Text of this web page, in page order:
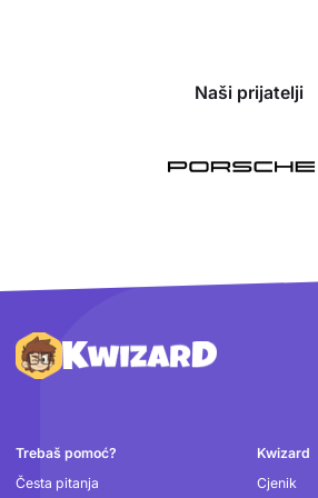
Naši prijatelji
Podnožje
Trebaš pomoć?
Česta pitanja
Kwizard
Cjenik